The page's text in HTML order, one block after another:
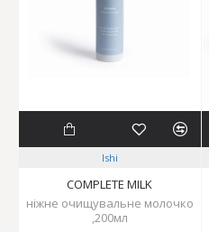
Ishi
COMPLETE MILK
ніжне очищувальне молочко
,200мл